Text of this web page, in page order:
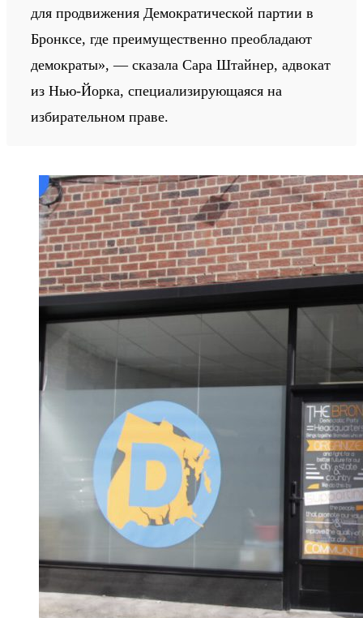
для продвижения Демократической партии в
Бронксе, где преимущественно преобладают
демократы», — сказала Сара Штайнер, адвокат
из Нью-Йорка, специализирующаяся на
избирательном праве.